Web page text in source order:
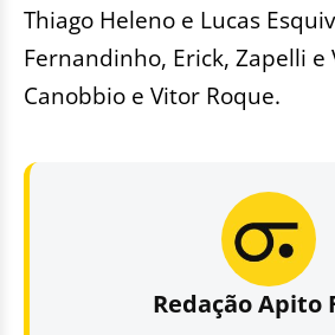
Thiago Heleno e Lucas
Fernandinho, Erick, Zapelli e
Canobbio e Vitor Roque.
Redação Apito